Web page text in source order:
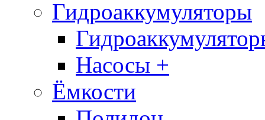
Гидроаккумуляторы
Насосы +
Ёмкости